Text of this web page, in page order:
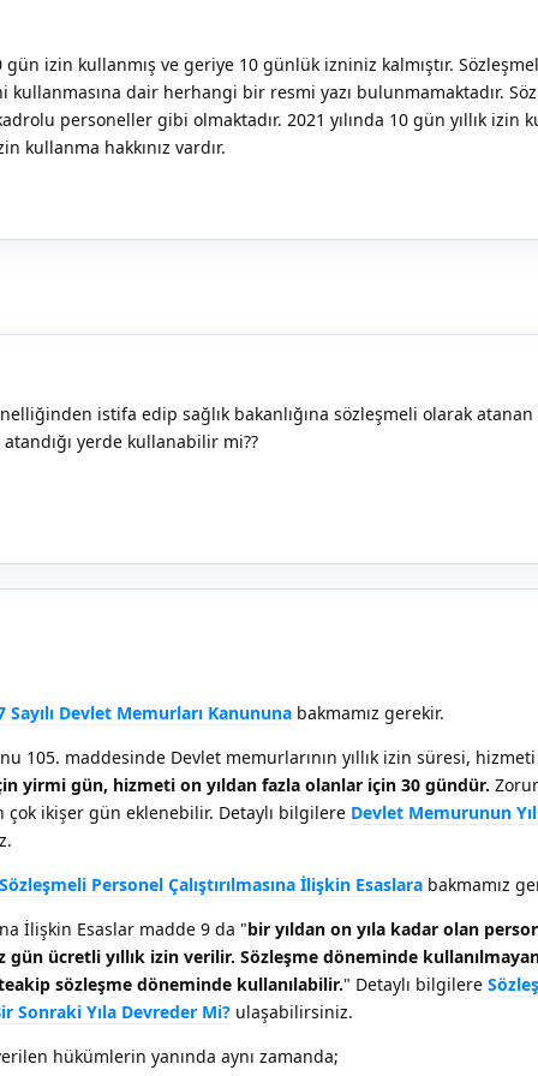
gün izin kullanmış ve geriye 10 günlük izniniz kalmıştır.
dair herhangi bir resmi yazı bulunmamaktadır.
personeller gibi olmaktadır. 2021 yılında 10 gün yıllık izin
kullanma hakkınız vardır.
istifa edip sağlık bakanlığına sözleşmeli olarak
yerde kullanabilir mi??
Sayılı Devlet Memurları Kanununa bakmamız gerekir.
105. maddesinde Devlet memurlarının yıllık izin süresi,
yirmi gün, hizmeti on yıldan fazla olanlar için 30 gündür.
ikişer gün eklenebilir. Detaylı bilgilere Devlet Memurunun
Sözleşmeli Personel Çalıştırılmasına İlişkin Esaslara bakmamız
İlişkin Esaslar madde 9 da "bir yıldan on yıla kadar olan
gün ücretli yıllık izin verilir. Sözleşme döneminde
sözleşme döneminde kullanılabilir." Detaylı bilgilere
Sonraki Yıla Devreder Mi? ulaşabilirsiniz.
hükümlerin yanında aynı zamanda;